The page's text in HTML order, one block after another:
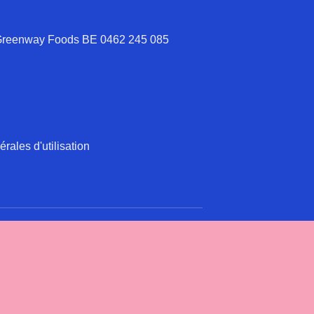
Foods BE 0462 245 085
d'utilisation